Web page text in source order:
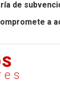
de
a